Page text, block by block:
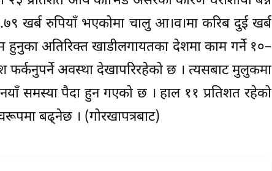
खर्ब रुपियाँ भएकोमा चालु आ।व।मा करिब दुई खर्ब
अतिरिक्त खाडीलगायतका देशमा काम गर्ने १०–
अवस्था देखापरिरहेको छ । त्यसबाट मुलुकमा
समस्या पैदा हुन गएको छ । हाल ११ प्रतिशत रहेको
बढ्नेछ । (गोरखापत्रबाट)